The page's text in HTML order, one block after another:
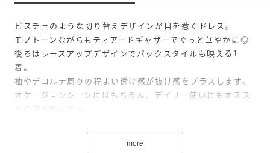
ビスチェのような切り替えデザインが目を惹くドレス。
モノトーンながらもティアードギャザーでぐっと華やかに◎
後ろはレースアップデザインでバックスタイルも映える1
着。
袖やデコルテ周りの程よい透け感が抜け感をプラスします。
オケージョンシーンにはもちろん、デイリー使いにもオスス
メのアイテムです。
more